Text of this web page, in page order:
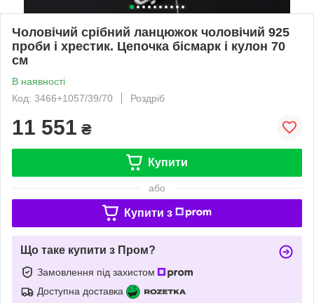
Чоловічий срібний ланцюжок чоловічий 925
проби і хрестик. Цепочка бісмарк і кулон 70
см
В наявності
Код: 3466+1057/39/70
Роздріб
11 551 ₴
Купити
або
Купити з
Що таке купити з Пром?
Замовлення під захистом
Доступна доставка